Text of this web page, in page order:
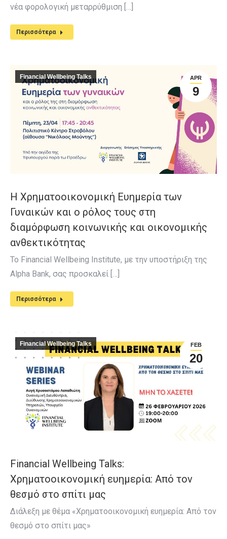
νέα φορολογική μεταρρύθμιση […]
Περισσότερα
APR
9
Financial Wellbeing Talks
H Χρηματοοικονομική Ευημερία των
Γυναικών και ο ρόλος τους στη
διαμόρφωση κοινωνικής και οικονομικής
ανθεκτικότητας
Το Financial Wellbeing Institute, με την υποστήριξη της
Alpha Bank, σας προσκαλεί […]
Περισσότερα
FEB
20
Financial Wellbeing Talks
Financial Wellbeing Talks:
Χρηματοοικονομική ευημερία: Από τον
θεσμό στο σπίτι μας
Διάλεξη με θέμα «Χρηματοοικονομική ευημερία: Από τον
θεσμό στο σπίτι μας»